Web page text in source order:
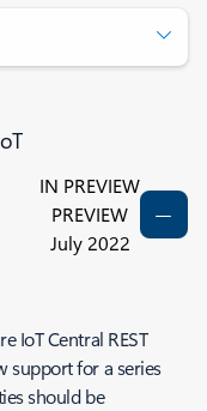
IN PREVIEW
PREVIEW
July 2022
IoT Central REST
support for a series
should be